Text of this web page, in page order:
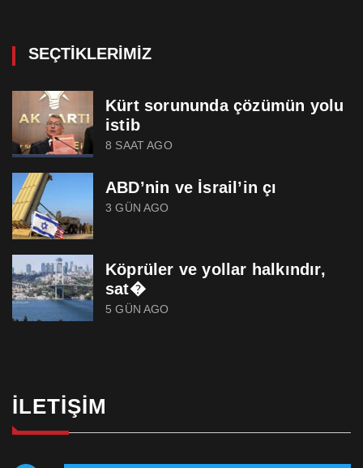
SEÇTIKLERIMIZ
Kürt sorununda çözümün yolu
istib
8 SAAT AGO
ABD’nin ve İsrail’in çı
3 GÜN AGO
Köprüler ve yollar halkındır,
sat�
5 GÜN AGO
İLETIŞIM